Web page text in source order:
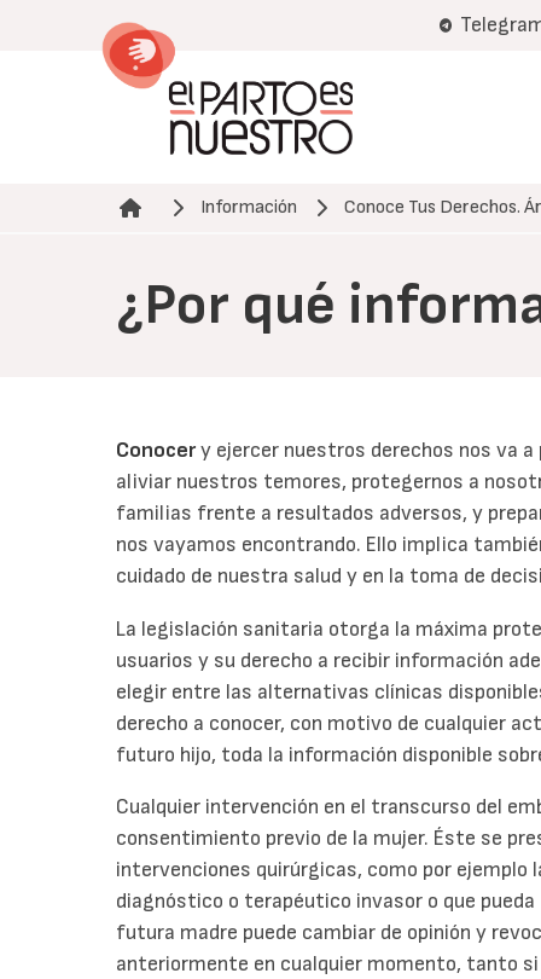
Ruta de navegación
Información Conoce Tus Derechos.
¿Por qué
Conocery ejercer nuestros derechos nos va
aliviar nuestros temores, protegernos a
familias frente a resultados adversos, y
nos vayamos encontrando. Ello implica
cuidado de nuestra salud y en la toma de
La legislación sanitaria otorga la máxima
usuarios y su derecho a recibir información
elegir entre las alternativas clínicas
derecho a conocer, con motivo de cualquier
futuro hijo, toda la información disponible
Cualquier intervención en el transcurso del
consentimiento previo de la mujer. Éste se
intervenciones quirúrgicas, como por
diagnóstico o terapéutico invasor o que
futura madre puede cambiar de opinión y
anteriormente en cualquier momento, tanto si